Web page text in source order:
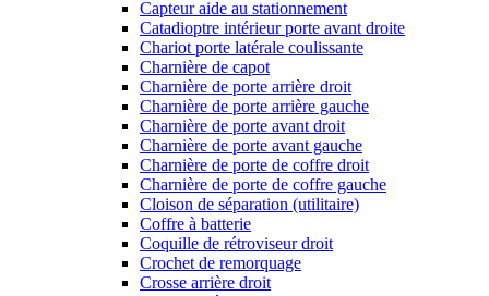
Capteur aide au stationnement
Catadioptre intérieur porte avant droite
Chariot porte latérale coulissante
Charnière de capot
Charnière de porte arrière droit
Charnière de porte arrière gauche
Charnière de porte avant droit
Charnière de porte avant gauche
Charnière de porte de coffre droit
Charnière de porte de coffre gauche
Cloison de séparation (utilitaire)
Coffre à batterie
Coquille de rétroviseur droit
Crochet de remorquage
Crosse arrière droit